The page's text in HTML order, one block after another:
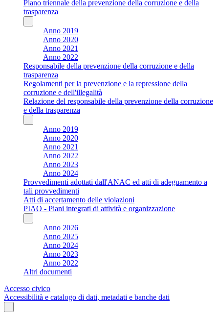
Piano triennale della prevenzione della corruzione e della
trasparenza
Anno 2019
Anno 2020
Anno 2021
Anno 2022
Responsabile della prevenzione della corruzione e della
trasparenza
Regolamenti per la prevenzione e la repressione della
corruzione e dell'illegalità
Relazione del responsabile della prevenzione della corruzione
e della trasparenza
Anno 2019
Anno 2020
Anno 2021
Anno 2022
Anno 2023
Anno 2024
Provvedimenti adottati dall'ANAC ed atti di adeguamento a
tali provvedimenti
Atti di accertamento delle violazioni
PIAO - Piani integrati di attività e organizzazione
Anno 2026
Anno 2025
Anno 2024
Anno 2023
Anno 2022
Altri documenti
Accesso civico
Accessibilità e catalogo di dati, metadati e banche dati